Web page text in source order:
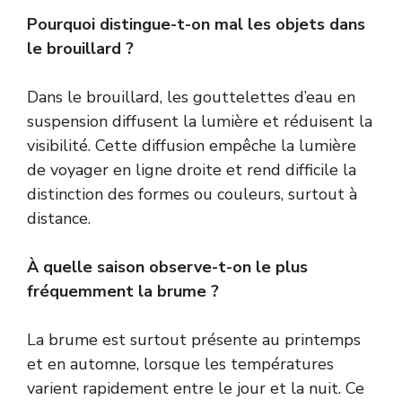
Pourquoi distingue-t-on mal les objets dans
le brouillard ?
Dans le brouillard, les gouttelettes d’eau en
suspension diffusent la lumière et réduisent la
visibilité. Cette diffusion empêche la lumière
de voyager en ligne droite et rend difficile la
distinction des formes ou couleurs, surtout à
distance.
À quelle saison observe-t-on le plus
fréquemment la brume ?
La brume est surtout présente au printemps
et en automne, lorsque les températures
varient rapidement entre le jour et la nuit. Ce